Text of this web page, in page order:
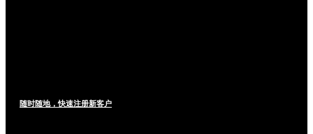
随时随地，快速注册新客户